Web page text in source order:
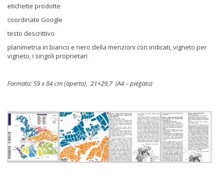
etichette prodotte
coordinate Google
testo descrittivo
planimetria in bianco e nero della menzioni con indicati, vigneto per
vigneto, i singoli proprietari
Formato: 59 x 84 cm (aperto), 21×29,7 (A4 – piegato)